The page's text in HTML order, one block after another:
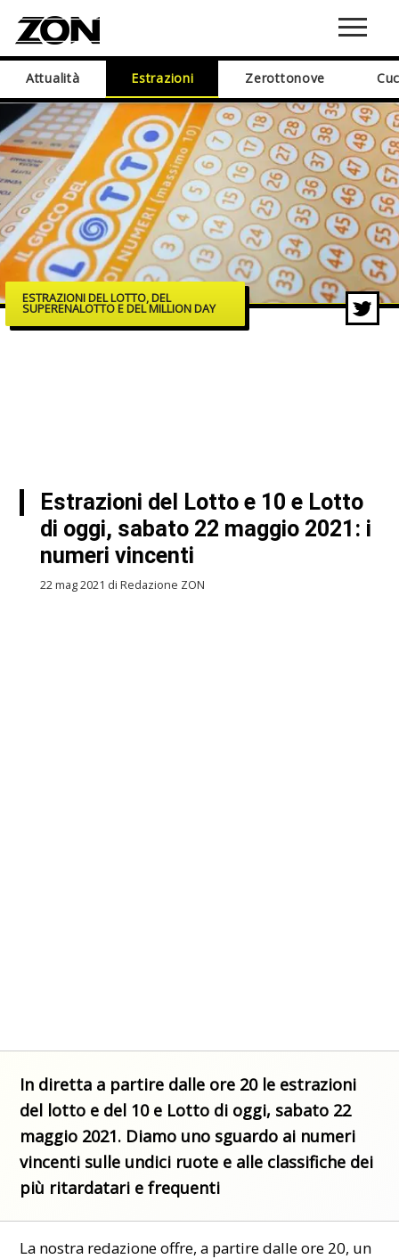
Attualità Estrazioni Zerottonove
ESTRAZIONI DEL LOTTO, DEL
SUPERENALOTTO E DEL MILLION DAY
Estrazioni del Lotto e 10 e Lotto
di oggi, sabato 22 maggio 2021: i
numeri vincenti
22 mag 2021 di Redazione ZON
In diretta a partire dalle ore 20 le estrazioni
del lotto e del 10 e Lotto di oggi, sabato 22
maggio 2021. Diamo uno sguardo ai numeri
vincenti sulle undici ruote e alle classifiche dei
più ritardatari e frequenti
La nostra redazione offre, a partire dalle ore 20, un